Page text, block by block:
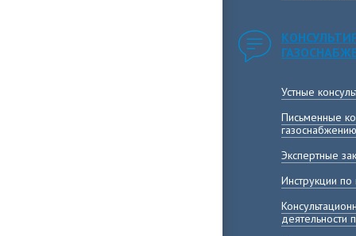
Устные
Письменные
газоснабжению
Экспертные
Инструкции
деятельности